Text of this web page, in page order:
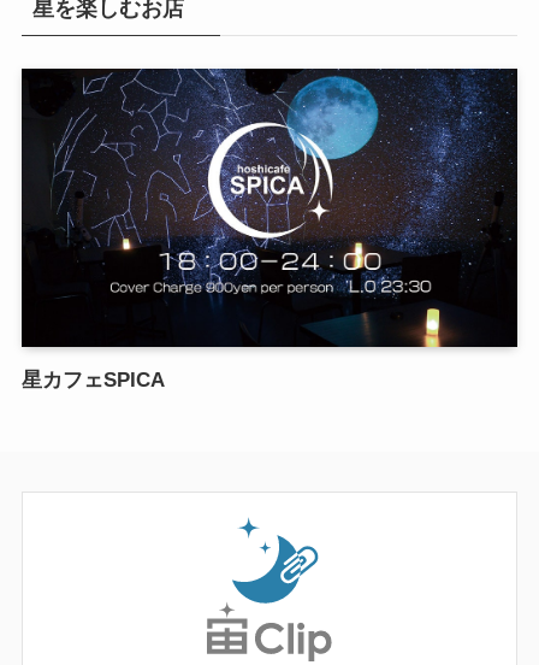
星を楽しむお店
星カフェSPICA